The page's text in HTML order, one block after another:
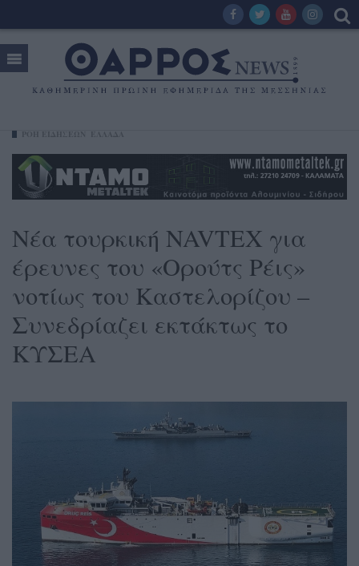
Νέα τουρκική NAVTEX για
έρευνες του «Ορούτς Ρέις»
νοτίως του Καστελορίζου –
Συνεδρίαζει εκτάκτως το
ΚΥΣΕΑ